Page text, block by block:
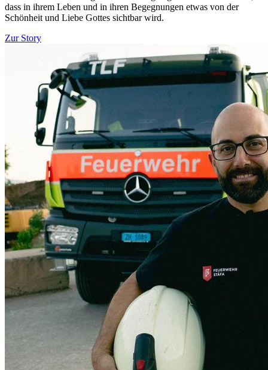
dass in ihrem Leben und in ihren Begegnungen etwas von der
Schönheit und Liebe Gottes sichtbar wird.
Zur Story